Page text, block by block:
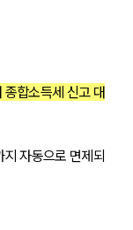
종합소득세 신고 대
자동으로 면제되